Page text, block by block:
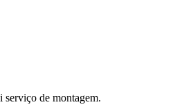
de montagem.